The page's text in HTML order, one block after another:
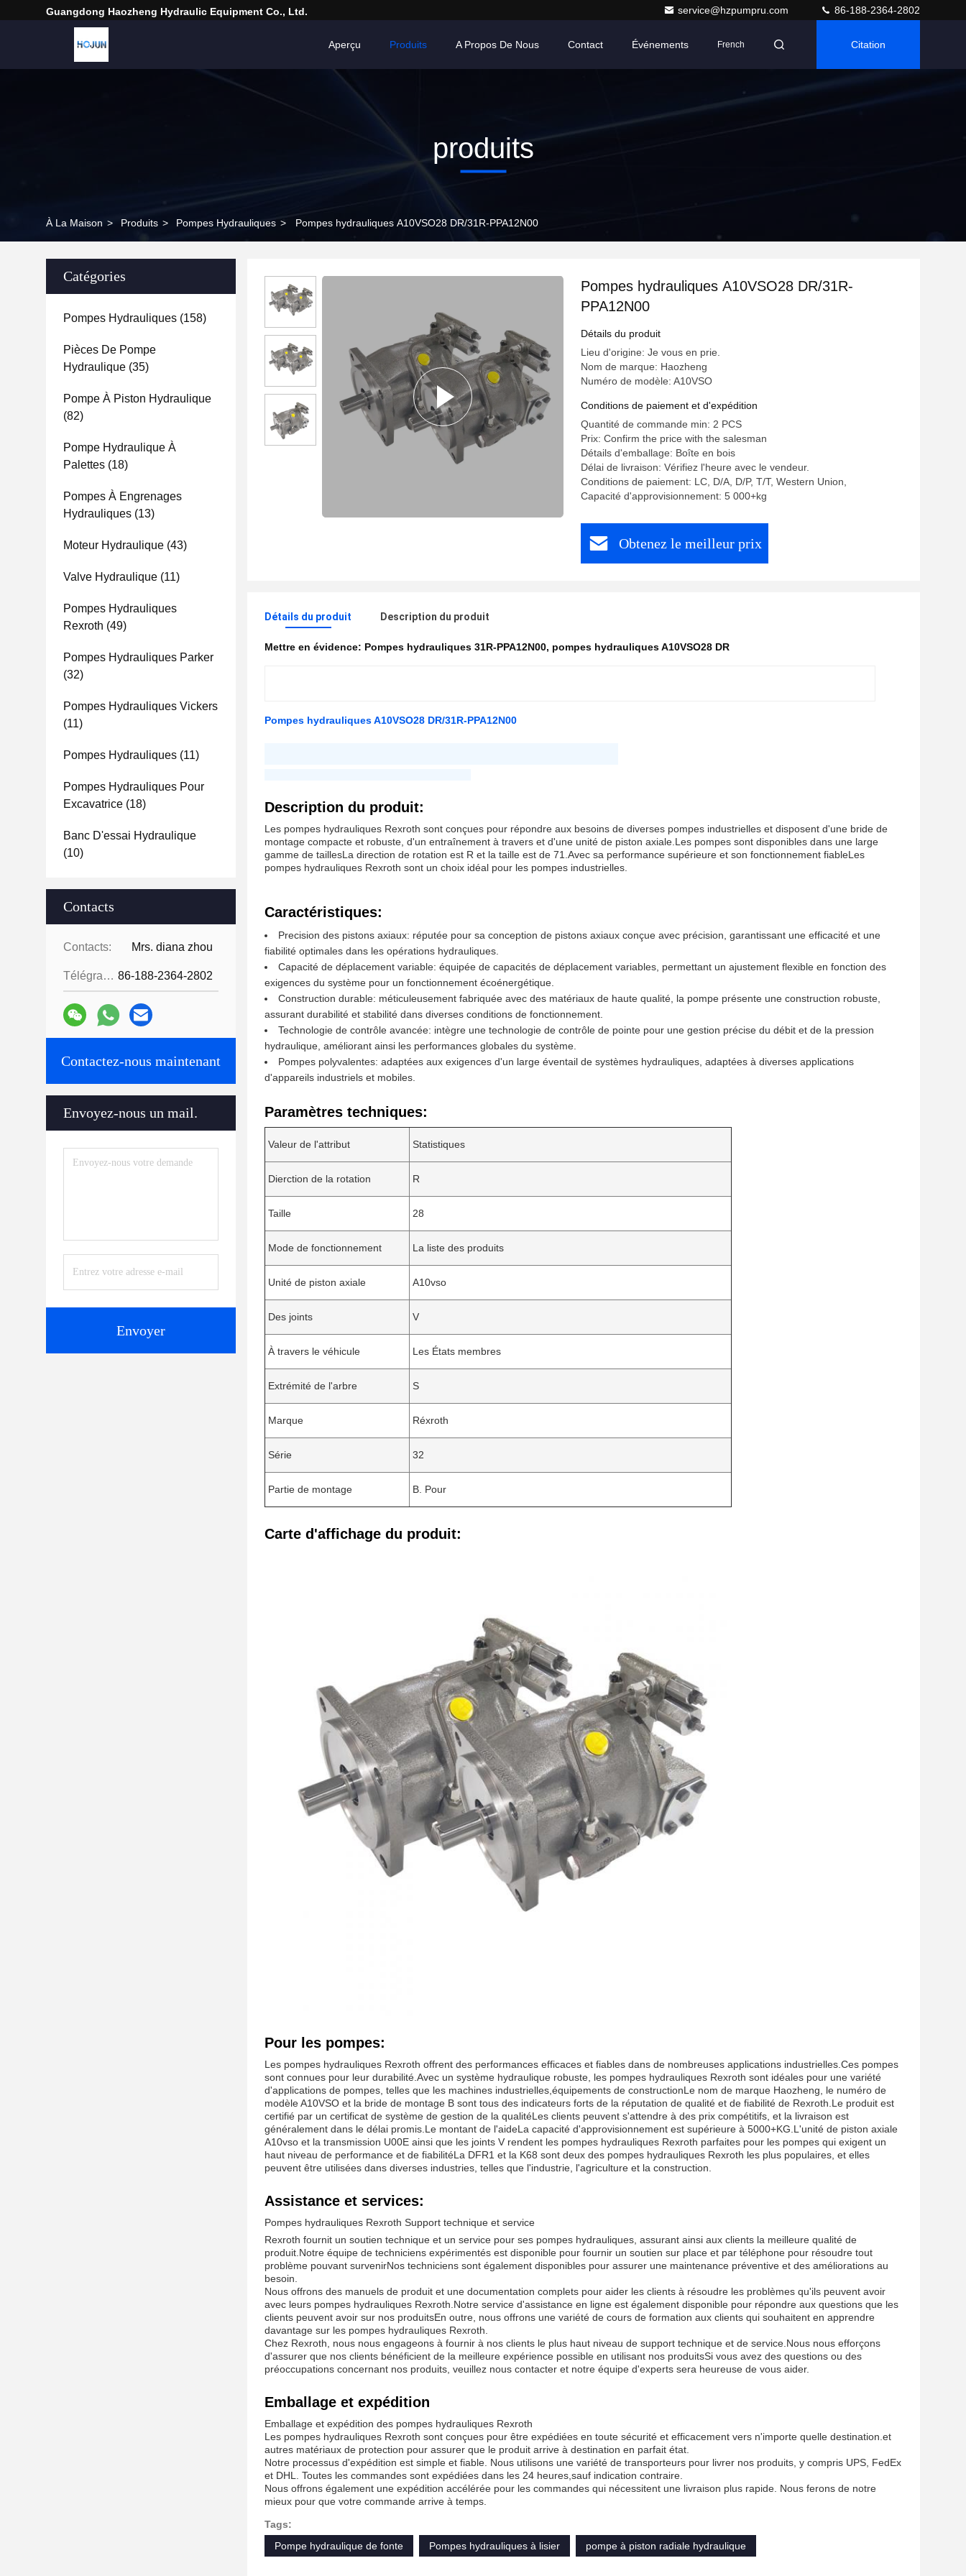
Guangdong Haozheng Hydraulic Equipment Co., Ltd. service@hzpumpru.com 86-188-2364-2802
Aperçu Produits A Propos De Nous Contact Événements French Citation
produits
À La Maison > Produits > Pompes Hydrauliques > Pompes hydrauliques A10VSO28 DR/31R-PPA12N00
Catégories
Pompes Hydrauliques (158)
Pièces De Pompe
Hydraulique (35)
Pompe À Piston Hydraulique
(82)
Pompe Hydraulique À
Palettes (18)
Pompes À Engrenages
Hydrauliques (13)
Moteur Hydraulique (43)
Valve Hydraulique (11)
Pompes Hydrauliques
Rexroth (49)
Pompes Hydrauliques Parker
(32)
Pompes Hydrauliques Vickers
(11)
Pompes Hydrauliques (11)
Pompes Hydrauliques Pour
Excavatrice (18)
Banc D'essai Hydraulique
(10)
Contacts
Contacts: Mrs. diana zhou
Télégramme: 86-188-2364-2802
Contactez-nous maintenant
Envoyez-nous un mail.
Envoyer
Pompes hydrauliques A10VSO28 DR/31R-
PPA12N00
Détails du produit
Lieu d'origine: Je vous en prie.
Nom de marque: Haozheng
Numéro de modèle: A10VSO
Conditions de paiement et d'expédition
Quantité de commande min: 2 PCS
Prix: Confirm the price with the salesman
Détails d'emballage: Boîte en bois
Délai de livraison: Vérifiez l'heure avec le vendeur.
Conditions de paiement: LC, D/A, D/P, T/T, Western Union,
Capacité d'approvisionnement: 5 000+kg
Obtenez le meilleur prix
Détails du produit Description du produit
Mettre en évidence: Pompes hydrauliques 31R-PPA12N00, pompes hydrauliques A10VSO28 DR
Pompes hydrauliques A10VSO28 DR/31R-PPA12N00
Description du produit:
Les pompes hydrauliques Rexroth sont conçues pour répondre aux besoins de diverses pompes industrielles et disposent d'une bride de
montage compacte et robuste, d'un entraînement à travers et d'une unité de piston axiale.Les pompes sont disponibles dans une large
gamme de taillesLa direction de rotation est R et la taille est de 71.Avec sa performance supérieure et son fonctionnement fiableLes
pompes hydrauliques Rexroth sont un choix idéal pour les pompes industrielles.
Caractéristiques:
Precision des pistons axiaux: réputée pour sa conception de pistons axiaux conçue avec précision, garantissant une efficacité et une
fiabilité optimales dans les opérations hydrauliques.
Capacité de déplacement variable: équipée de capacités de déplacement variables, permettant un ajustement flexible en fonction des
exigences du système pour un fonctionnement écoénergétique.
Construction durable: méticuleusement fabriquée avec des matériaux de haute qualité, la pompe présente une construction robuste,
assurant durabilité et stabilité dans diverses conditions de fonctionnement.
Technologie de contrôle avancée: intègre une technologie de contrôle de pointe pour une gestion précise du débit et de la pression
hydraulique, améliorant ainsi les performances globales du système.
Pompes polyvalentes: adaptées aux exigences d'un large éventail de systèmes hydrauliques, adaptées à diverses applications
d'appareils industriels et mobiles.
Paramètres techniques:
Valeur de l'attribut Statistiques
Dierction de la rotation R
Taille 28
Mode de fonctionnement La liste des produits
Unité de piston axiale A10vso
Des joints V
À travers le véhicule Les États membres
Extrémité de l'arbre S
Marque Réxroth
Série 32
Partie de montage B. Pour
Carte d'affichage du produit:
Pour les pompes:
Les pompes hydrauliques Rexroth offrent des performances efficaces et fiables dans de nombreuses applications industrielles.Ces pompes
sont connues pour leur durabilité.Avec un système hydraulique robuste, les pompes hydrauliques Rexroth sont idéales pour une variété
d'applications de pompes, telles que les machines industrielles,équipements de constructionLe nom de marque Haozheng, le numéro de
modèle A10VSO et la bride de montage B sont tous des indicateurs forts de la réputation de qualité et de fiabilité de Rexroth.Le produit est
certifié par un certificat de système de gestion de la qualitéLes clients peuvent s'attendre à des prix compétitifs, et la livraison est
généralement dans le délai promis.Le montant de l'aideLa capacité d'approvisionnement est supérieure à 5000+KG.L'unité de piston axiale
A10vso et la transmission U00E ainsi que les joints V rendent les pompes hydrauliques Rexroth parfaites pour les pompes qui exigent un
haut niveau de performance et de fiabilitéLa DFR1 et la K68 sont deux des pompes hydrauliques Rexroth les plus populaires, et elles
peuvent être utilisées dans diverses industries, telles que l'industrie, l'agriculture et la construction.
Assistance et services:
Pompes hydrauliques Rexroth Support technique et service
Rexroth fournit un soutien technique et un service pour ses pompes hydrauliques, assurant ainsi aux clients la meilleure qualité de
produit.Notre équipe de techniciens expérimentés est disponible pour fournir un soutien sur place et par téléphone pour résoudre tout
problème pouvant survenirNos techniciens sont également disponibles pour assurer une maintenance préventive et des améliorations au
besoin.
Nous offrons des manuels de produit et une documentation complets pour aider les clients à résoudre les problèmes qu'ils peuvent avoir
avec leurs pompes hydrauliques Rexroth.Notre service d'assistance en ligne est également disponible pour répondre aux questions que les
clients peuvent avoir sur nos produitsEn outre, nous offrons une variété de cours de formation aux clients qui souhaitent en apprendre
davantage sur les pompes hydrauliques Rexroth.
Chez Rexroth, nous nous engageons à fournir à nos clients le plus haut niveau de support technique et de service.Nous nous efforçons
d'assurer que nos clients bénéficient de la meilleure expérience possible en utilisant nos produitsSi vous avez des questions ou des
préoccupations concernant nos produits, veuillez nous contacter et notre équipe d'experts sera heureuse de vous aider.
Emballage et expédition
Emballage et expédition des pompes hydrauliques Rexroth
Les pompes hydrauliques Rexroth sont conçues pour être expédiées en toute sécurité et efficacement vers n'importe quelle destination.et
autres matériaux de protection pour assurer que le produit arrive à destination en parfait état.
Notre processus d'expédition est simple et fiable. Nous utilisons une variété de transporteurs pour livrer nos produits, y compris UPS, FedEx
et DHL. Toutes les commandes sont expédiées dans les 24 heures,sauf indication contraire.
Nous offrons également une expédition accélérée pour les commandes qui nécessitent une livraison plus rapide. Nous ferons de notre
mieux pour que votre commande arrive à temps.
Tags:
Pompe hydraulique de fonte
Pompes hydrauliques à lisier pompe à piston radiale hydraulique